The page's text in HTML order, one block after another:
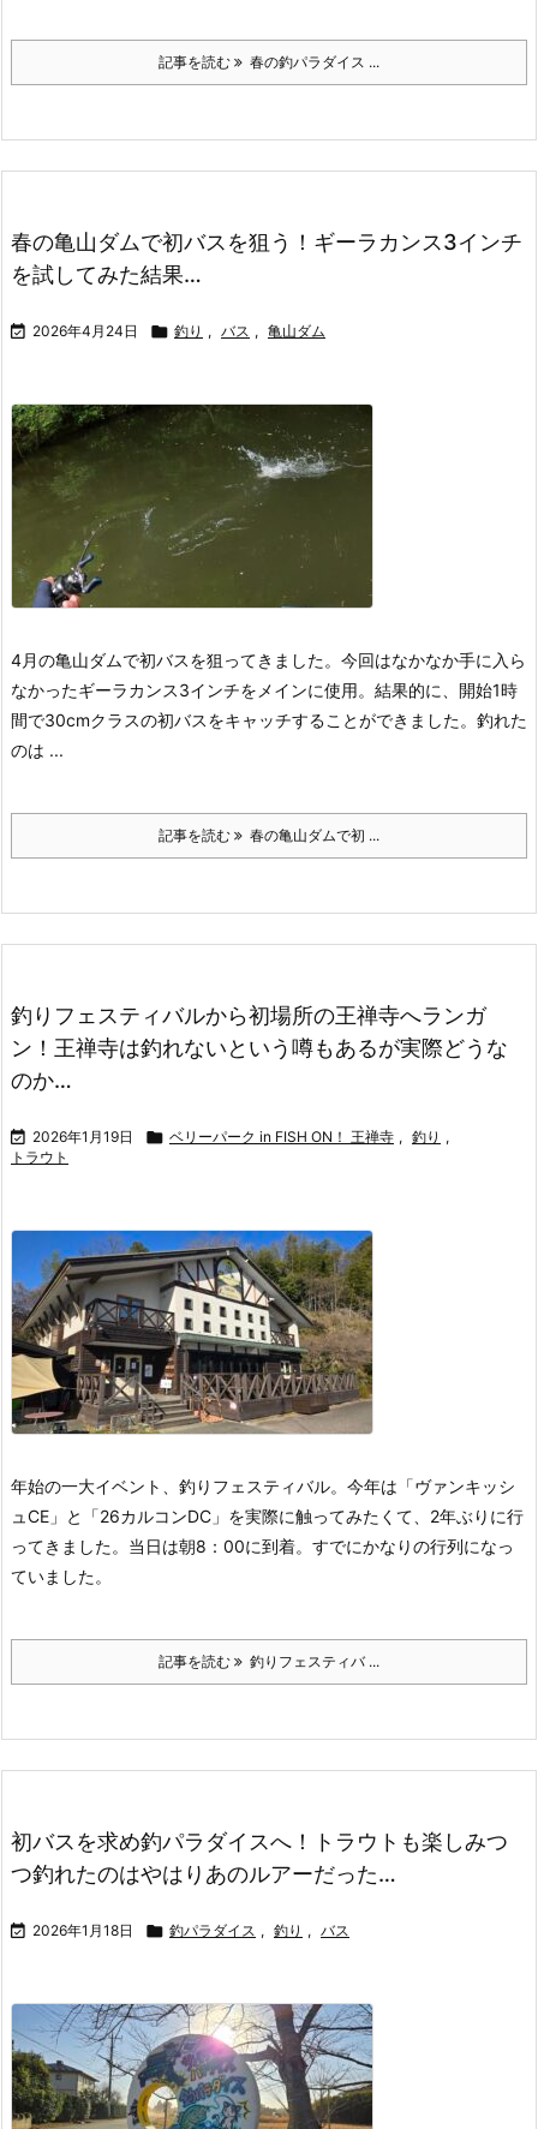
記事を読む 春の釣パラダイス ...
春の亀山ダムで初バスを狙う！ギーラカンス3インチ
を試してみた結果…
 2026年4月24日  釣り , バス , 亀山ダム
4月の亀山ダムで初バスを狙ってきました。 今回はなかなか手に入ら
なかったギーラカンス3インチをメインに使用。 結果的に、開始1時
間で30cmクラスの初バスをキャッチすることができました。 釣れた
のは ...
記事を読む 春の亀山ダムで初 ...
釣りフェスティバルから初場所の王禅寺へランガ
ン！王禅寺は釣れないという噂もあるが実際どうな
のか…
 2026年1月19日  ベリーパーク in FISH ON！ 王禅寺 , 釣り ,
トラウト
年始の一大イベント、釣りフェスティバル。 今年は「ヴァンキッシ
ュCE」と「26カルコンDC」を実際に触ってみたくて、2年ぶりに行
ってきました。 当日は朝8：00に到着。すでにかなりの行列になっ
ていました。
記事を読む 釣りフェスティバ ...
初バスを求め釣パラダイスへ！トラウトも楽しみつ
つ釣れたのはやはりあのルアーだった…
 2026年1月18日  釣パラダイス , 釣り , バス